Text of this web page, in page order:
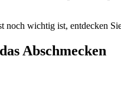
wichtig ist, entdecken
Abschmecken